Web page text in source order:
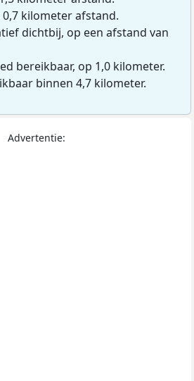
0,7 kilometer afstand.
dichtbij, op een afstand van
bereikbaar, op 1,0 kilometer.
binnen 4,7 kilometer.
Advertentie: